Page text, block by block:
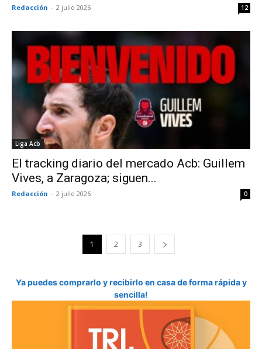
Redacción - 2 julio 2026 12
Liga Acb
El tracking diario del mercado Acb: Guillem
Vives, a Zaragoza; siguen...
Redacción - 2 julio 2026 0
1 2 3
Ya puedes comprarlo y recibirlo en casa de forma rápida y
sencilla!